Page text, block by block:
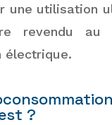
une utilisation
revendu au
électrique.
?